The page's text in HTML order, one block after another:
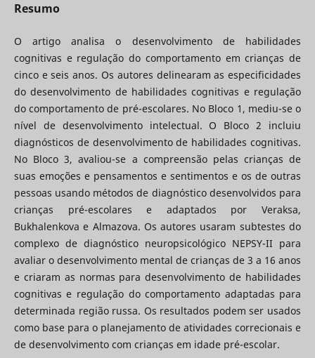
Resumo
O artigo analisa o desenvolvimento de habilidades
cognitivas e regulação do comportamento em crianças de
cinco e seis anos. Os autores delinearam as especificidades
do desenvolvimento de habilidades cognitivas e regulação
do comportamento de pré-escolares. No Bloco 1, mediu-se o
nível de desenvolvimento intelectual. O Bloco 2 incluiu
diagnósticos de desenvolvimento de habilidades cognitivas.
No Bloco 3, avaliou-se a compreensão pelas crianças de
suas emoções e pensamentos e sentimentos e os de outras
pessoas usando métodos de diagnóstico desenvolvidos para
crianças pré-escolares e adaptados por Veraksa,
Bukhalenkova e Almazova. Os autores usaram subtestes do
complexo de diagnóstico neuropsicológico NEPSY-II para
avaliar o desenvolvimento mental de crianças de 3 a 16 anos
e criaram as normas para desenvolvimento de habilidades
cognitivas e regulação do comportamento adaptadas para
determinada região russa. Os resultados podem ser usados
como base para o planejamento de atividades correcionais e
de desenvolvimento com crianças em idade pré-escolar.